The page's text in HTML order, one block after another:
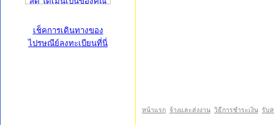
เช็คการเดินทางของ
ไปรษณีย์ลงทะเบียนที่นี่
หน้าแรก จ้างและส่งงาน วิธีการชำระเงิน รับ